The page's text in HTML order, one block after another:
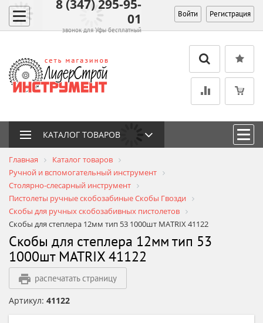
8 (347) 295-95-
01
звонок для Уфы бесплатный
Войти Регистрация
КАТАЛОГ ТОВАРОВ
Главная
Каталог товаров
Ручной и вспомогательный инструмент
Столярно-слесарный инструмент
Пистолеты ручные cкобозабиные Скобы Гвозди
Скобы для ручных скобозабивных пистолетов
Скобы для степлера 12мм тип 53 1000шт MATRIX 41122
Скобы для степлера 12мм тип 53
1000шт MATRIX 41122
распечатать страницу
Артикул: 41122